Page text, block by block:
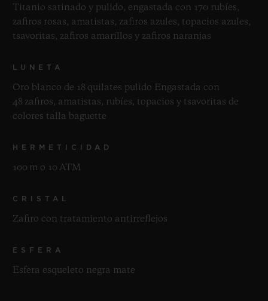
Titanio satinado y pulido, engastada con 170 rubíes,
zafiros rosas, amatistas, zafiros azules, topacios azules,
tsavoritas, zafiros amarillos y zafiros naranjas
LUNETA
Oro blanco de 18 quilates pulido Engastada con
48 zafiros, amatistas, rubíes, topacios y tsavoritas de
colores talla baguette
HERMETICIDAD
100 m o 10 ATM
CRISTAL
Zafiro con tratamiento antirreflejos
ESFERA
Esfera esqueleto negra mate